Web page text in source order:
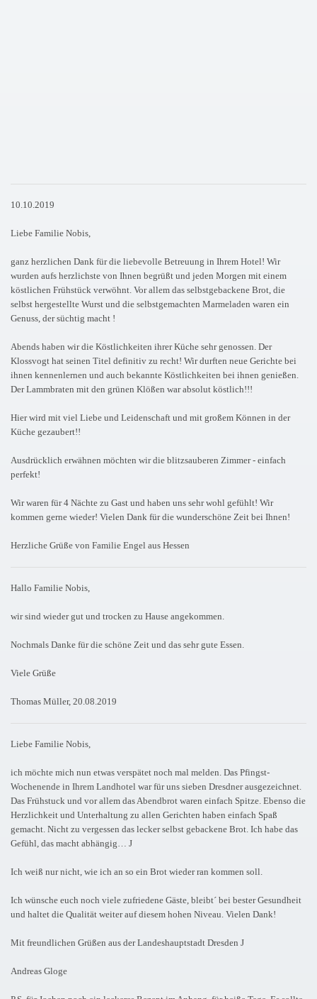
10.10.2019
Liebe Familie Nobis,
ganz herzlichen Dank für die liebevolle Betreuung in Ihrem Hotel! Wir
wurden aufs herzlichste von Ihnen begrüßt und jeden Morgen mit einem
köstlichen Frühstück verwöhnt. Vor allem das selbstgebackene Brot, die
selbst hergestellte Wurst und die selbstgemachten Marmeladen waren ein
Genuss, der süchtig macht !
Abends haben wir die Köstlichkeiten ihrer Küche sehr genossen. Der
Klossvogt hat seinen Titel definitiv zu recht! Wir durften neue Gerichte bei
ihnen kennenlernen und auch bekannte Köstlichkeiten bei ihnen genießen.
Der Lammbraten mit den grünen Klößen war absolut köstlich!!!
Hier wird mit viel Liebe und Leidenschaft und mit großem Können in der
Küche gezaubert!!
Ausdrücklich erwähnen möchten wir die blitzsauberen Zimmer - einfach
perfekt!
Wir waren für 4 Nächte zu Gast und haben uns sehr wohl gefühlt! Wir
kommen gerne wieder! Vielen Dank für die wunderschöne Zeit bei Ihnen!
Herzliche Grüße von Familie Engel aus Hessen
Hallo Familie Nobis,
wir sind wieder gut und trocken zu Hause angekommen.
Nochmals Danke für die schöne Zeit und das sehr gute Essen.
Viele Grüße
Thomas Müller, 20.08.2019
Liebe Familie Nobis,
ich möchte mich nun etwas verspätet noch mal melden. Das Pfingst-
Wochenende in Ihrem Landhotel war für uns sieben Dresdner ausgezeichnet.
Das Frühstuck und vor allem das Abendbrot waren einfach Spitze. Ebenso die
Herzlichkeit und Unterhaltung zu allen Gerichten haben einfach Spaß
gemacht. Nicht zu vergessen das lecker selbst gebackene Brot. Ich habe das
Gefühl, das macht abhängig… J
Ich weiß nur nicht, wie ich an so ein Brot wieder ran kommen soll.
Ich wünsche euch noch viele zufriedene Gäste, bleibt´ bei bester Gesundheit
und haltet die Qualität weiter auf diesem hohen Niveau. Vielen Dank!
Mit freundlichen Grüßen aus der Landeshauptstadt Dresden J
Andreas Gloge